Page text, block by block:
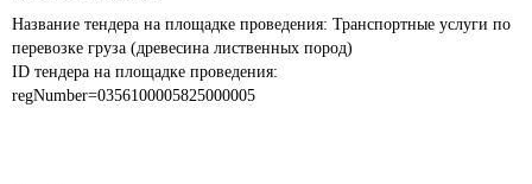
Название тендера на площадке проведения: Транспортные услуги по
перевозке груза (древесина лиственных пород)
ID тендера на площадке проведения:
regNumber=0356100005825000005